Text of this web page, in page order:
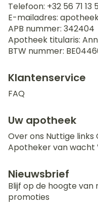
Telefoon: +32 56 71 13
E-mailadres:
APB nummer: 342404
Apotheek titularis:
BTW nummer:
Klantenservice
FAQ
Uw apotheek
Over ons Nuttige links
Apotheker van wacht
Nieuwsbrief
Blijf op de hoogte
promoties